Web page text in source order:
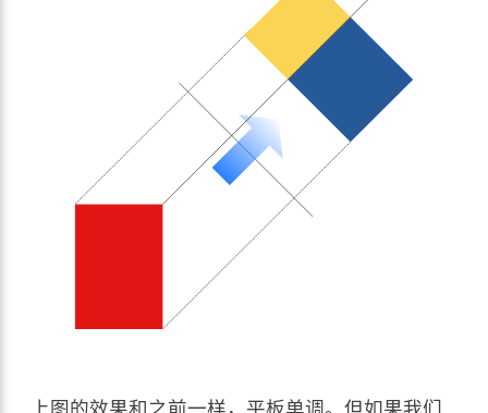
上图的效果和之前一样，平板单调。但如果我们